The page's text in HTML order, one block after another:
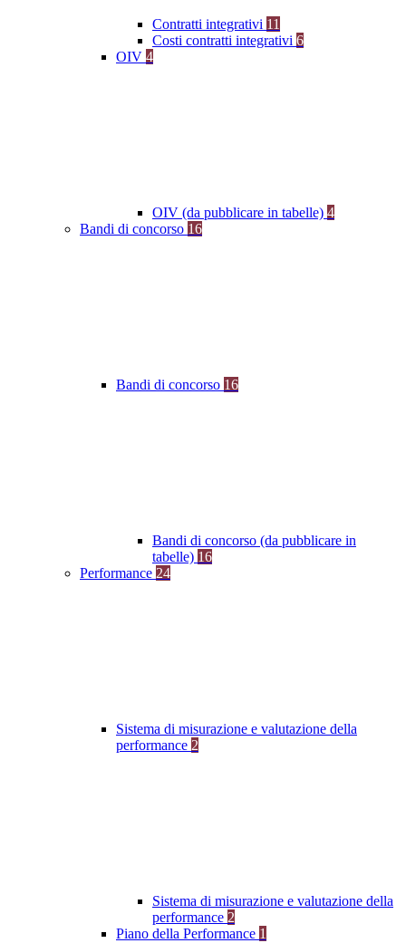
Contratti integrativi 11
Costi contratti integrativi 6
OIV 4
OIV (da pubblicare in tabelle) 4
Bandi di concorso 16
Bandi di concorso 16
Bandi di concorso (da pubblicare in
tabelle) 16
Performance 24
Sistema di misurazione e valutazione della
performance 2
Sistema di misurazione e valutazione della
performance 2
Piano della Performance 1